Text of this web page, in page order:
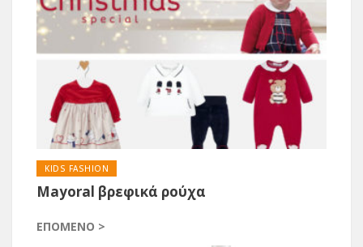
KIDS FASHION
Mayoral βρεφικά ρούχα
ΕΠΌΜΕΝΟ >